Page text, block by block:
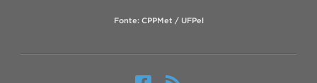
Fonte: CPPMet / UFPel